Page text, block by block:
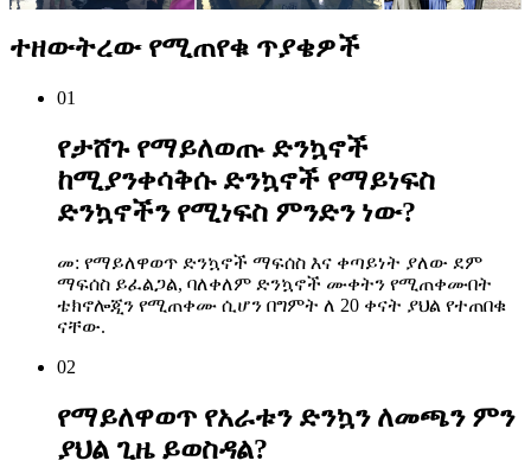
ተዘውትረው የሚጠየቁ ጥያቄዎች
01
የታሸጉ የማይለወጡ ድንኳኖች
ከሚያንቀሳቅሱ ድንኳኖች የማይነፍስ
ድንኳኖችን የሚነፍስ ምንድን ነው?
መ: የማይለዋወጥ ድንኳኖች ማፍሰስ እና ቀጣይነት ያለው ደም
ማፍሰስ ይፈልጋል, ባለቀለም ድንኳኖች ሙቀትን የሚጠቀሙበት
ቴክኖሎጂን የሚጠቀሙ ሲሆን በግምት ለ 20 ቀናት ያህል የተጠበቁ
ናቸው.
02
የማይለዋወጥ የአራቱን ድንኳን ለመጫን ምን
ያህል ጊዜ ይወስዳል?